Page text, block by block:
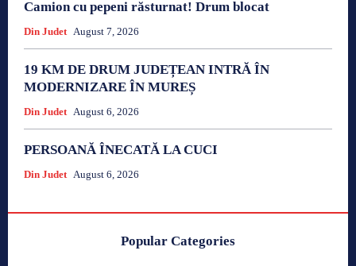
Camion cu pepeni răsturnat! Drum blocat
Din Judet August 7, 2026
19 KM DE DRUM JUDEȚEAN INTRĂ ÎN
MODERNIZARE ÎN MUREȘ
Din Judet August 6, 2026
PERSOANĂ ÎNECATĂ LA CUCI
Din Judet August 6, 2026
Popular Categories